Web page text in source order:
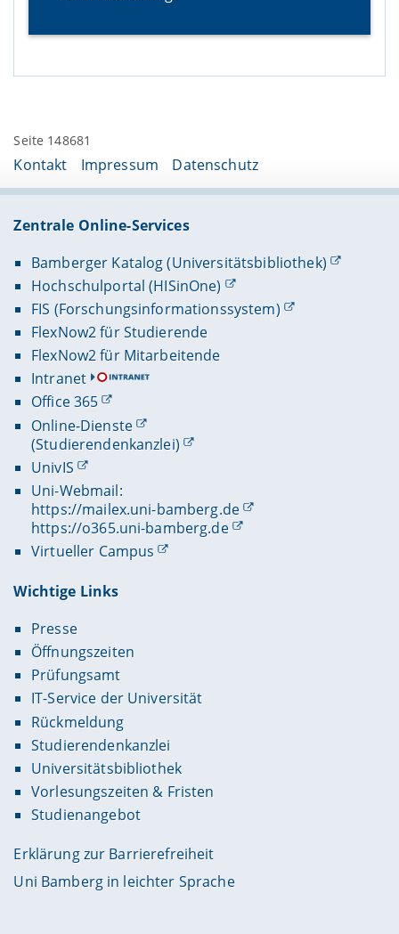
Seite 148681
Kontakt Impressum Datenschutz
Zentrale Online-Services
Bamberger Katalog (Universitätsbibliothek)
Hochschulportal (HISinOne)
FIS (Forschungsinformationssystem)
FlexNow2 für Studierende
FlexNow2 für Mitarbeitende
Intranet
Office 365
Online-Dienste
(Studierendenkanzlei)
UnivIS
Uni-Webmail:
https://mailex.uni-bamberg.de
https://o365.uni-bamberg.de
Virtueller Campus
Wichtige Links
Presse
Öffnungszeiten
Prüfungsamt
IT-Service der Universität
Rückmeldung
Studierendenkanzlei
Universitätsbibliothek
Vorlesungszeiten & Fristen
Studienangebot
Erklärung zur Barrierefreiheit
Uni Bamberg in leichter Sprache